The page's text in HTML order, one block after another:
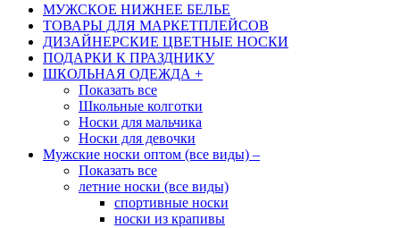
МУЖСКОЕ НИЖНЕЕ БЕЛЬЕ
ТОВАРЫ ДЛЯ МАРКЕТПЛЕЙСОВ
ДИЗАЙНЕРСКИЕ ЦВЕТНЫЕ НОСКИ
ПОДАРКИ К ПРАЗДНИКУ
ШКОЛЬНАЯ ОДЕЖДА +
Показать все
Школьные колготки
Носки для мальчика
Носки для девочки
Мужские носки оптом (все виды) –
Показать все
летние носки (все виды)
спортивные носки
носки из крапивы